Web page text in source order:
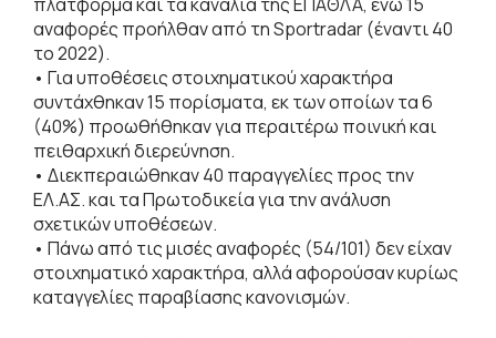
αναφορές προήλθαν από τη Sportradar (έναντι 40
το 2022).
• Για υποθέσεις στοιχηματικού χαρακτήρα
συντάχθηκαν 15 πορίσματα, εκ των οποίων τα 6
(40%) προωθήθηκαν για περαιτέρω ποινική και
πειθαρχική διερεύνηση.
• Διεκπεραιώθηκαν 40 παραγγελίες προς την
ΕΛ.ΑΣ. και τα Πρωτοδικεία για την ανάλυση
σχετικών υποθέσεων.
• Πάνω από τις μισές αναφορές (54/101) δεν είχαν
στοιχηματικό χαρακτήρα, αλλά αφορούσαν κυρίως
καταγγελίες παραβίασης κανονισμών.